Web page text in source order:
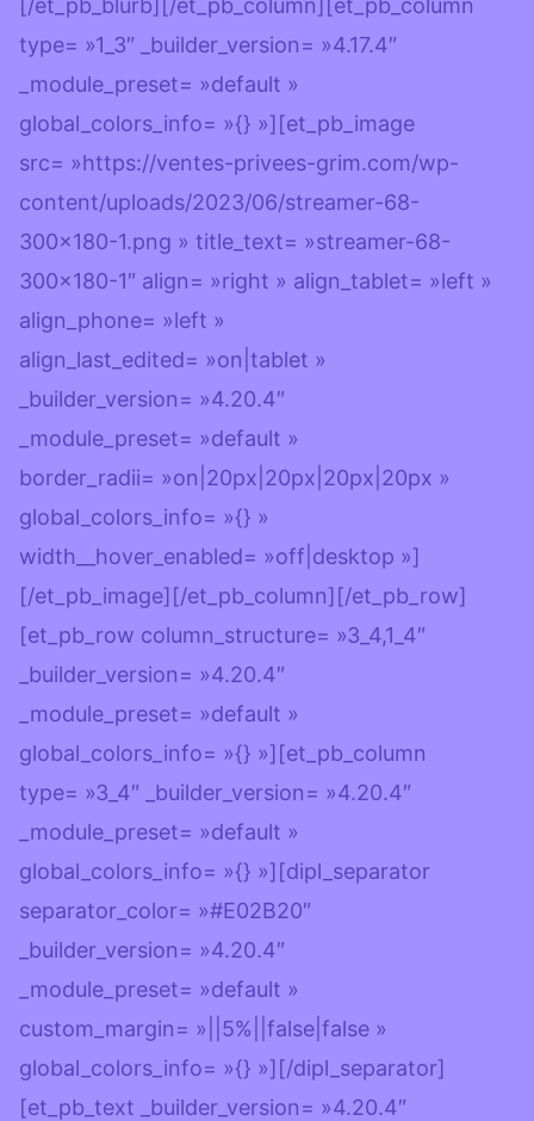
[/et_pb_blurb][/et_pb_column][et_pb_column
type= »1_3″ _builder_version= »4.17.4″
_module_preset= »default »
global_colors_info= »{} »][et_pb_image
src= »https://ventes-privees-grim.com/wp-
content/uploads/2023/06/streamer-68-
300×180-1.png » title_text= »streamer-68-
300×180-1″ align= »right » align_tablet= »left »
align_phone= »left »
align_last_edited= »on|tablet »
_builder_version= »4.20.4″
_module_preset= »default »
border_radii= »on|20px|20px|20px|20px »
global_colors_info= »{} »
width__hover_enabled= »off|desktop »]
[/et_pb_image][/et_pb_column][/et_pb_row]
[et_pb_row column_structure= »3_4,1_4″
_builder_version= »4.20.4″
_module_preset= »default »
global_colors_info= »{} »][et_pb_column
type= »3_4″ _builder_version= »4.20.4″
_module_preset= »default »
global_colors_info= »{} »][dipl_separator
separator_color= »#E02B20″
_builder_version= »4.20.4″
_module_preset= »default »
custom_margin= »||5%||false|false »
global_colors_info= »{} »][/dipl_separator]
[et_pb_text _builder_version= »4.20.4″